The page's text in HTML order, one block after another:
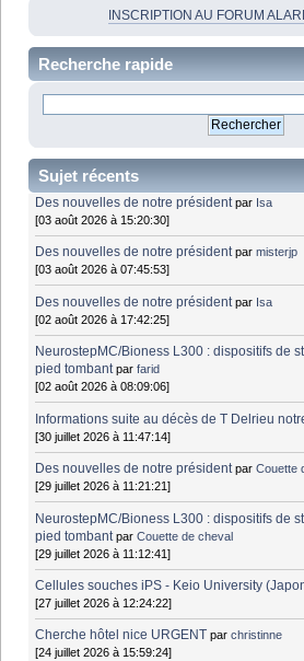
INSCRIPTION AU FORUM
Recherche rapide
Sujet récents
Des nouvelles de notre président par Isa
[03 août 2026 à 15:20:30]
Des nouvelles de notre président parmisterjp
[03 août 2026 à 07:45:53]
Des nouvelles de notre président par Isa
[02 août 2026 à 17:42:25]
NeurostepMC/Bioness L300 : dispositifs de
pied tombant parfarid
[02 août 2026 à 08:09:06]
Informations suite au décès de T Delrieu
[30 juillet 2026 à 11:47:14]
Des nouvelles de notre président parCouette
[29 juillet 2026 à 11:21:21]
NeurostepMC/Bioness L300 : dispositifs de
pied tombant parCouette de cheval
[29 juillet 2026 à 11:12:41]
Cellules souches iPS - Keio University
[27 juillet 2026 à 12:24:22]
Cherche hôtel nice URGENT parchristinne
[24 juillet 2026 à 15:59:24]